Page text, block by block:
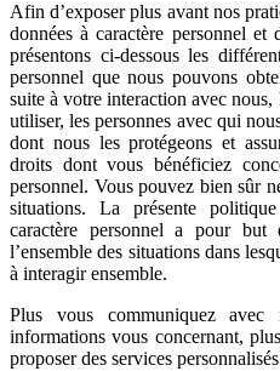
Afin d’exposer plus avant nos
données à caractère personnel
présentons ci-dessous les
personnel que nous pouvons
suite à votre interaction avec
utiliser, les personnes avec qui
dont nous les protégeons et
droits dont vous bénéficiez
personnel. Vous pouvez bien sûr
situations. La présente
caractère personnel a pour
l’ensemble des situations dans
à interagir ensemble.
Plus vous communiquez avec
informations vous concernant,
proposer des services